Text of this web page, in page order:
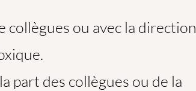
ou avec la direction
part des collègues ou de la